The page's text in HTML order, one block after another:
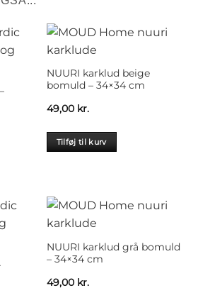
NUURI karklud beige
bomuld – 34×34 cm
49,00 kr.
Tilføj til kurv
NUURI karklud grå bomuld
– 34×34 cm
49,00 kr.